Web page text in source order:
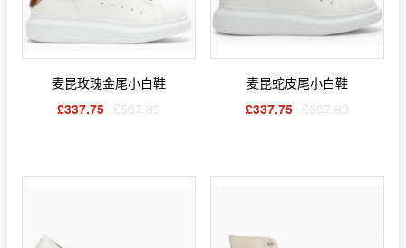
麦昆玫瑰金尾小白鞋
£337.75 £507.89
麦昆蛇皮尾小白鞋
£337.75 £507.89